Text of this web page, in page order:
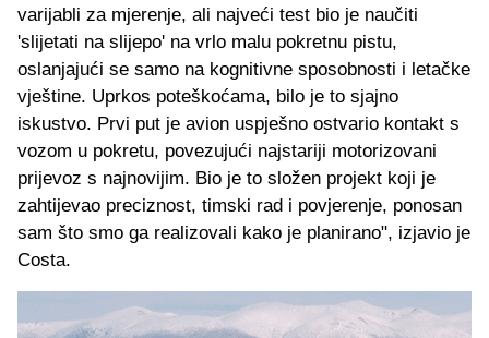
varijabli za mjerenje, ali najveći test bio je naučiti
'slijetati na slijepo' na vrlo malu pokretnu pistu,
oslanjajući se samo na kognitivne sposobnosti i letačke
vještine. Uprkos poteškoćama, bilo je to sjajno
iskustvo. Prvi put je avion uspješno ostvario kontakt s
vozom u pokretu, povezujući najstariji motorizovani
prijevoz s najnovijim. Bio je to složen projekt koji je
zahtijevao preciznost, timski rad i povjerenje, ponosan
sam što smo ga realizovali kako je planirano", izjavio je
Costa.